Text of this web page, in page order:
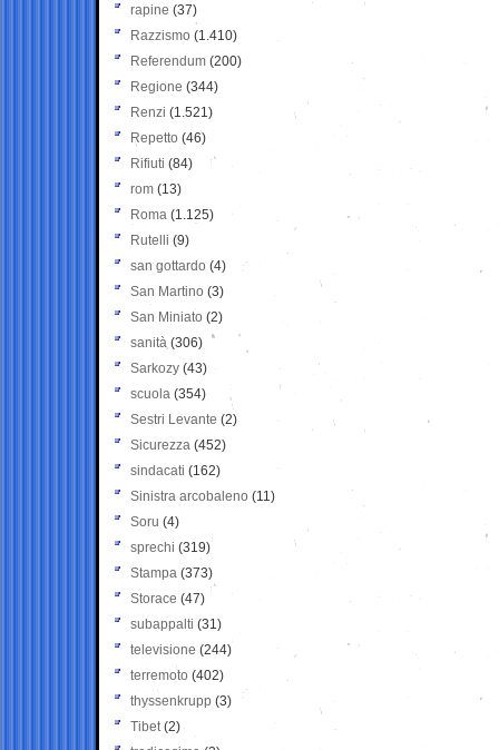
rapine (37)
Razzismo (1.410)
Referendum (200)
Regione (344)
Renzi (1.521)
Repetto (46)
Rifiuti (84)
rom (13)
Roma (1.125)
Rutelli (9)
san gottardo (4)
San Martino (3)
San Miniato (2)
sanità (306)
Sarkozy (43)
scuola (354)
Sestri Levante (2)
Sicurezza (452)
sindacati (162)
Sinistra arcobaleno (11)
Soru (4)
sprechi (319)
Stampa (373)
Storace (47)
subappalti (31)
televisione(244)
terremoto (402)
thyssenkrupp (3)
Tibet(2)